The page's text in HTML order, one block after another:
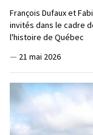
François Dufaux et
invités dans le cadre
l'histoire de Québec
— 21 mai 2026